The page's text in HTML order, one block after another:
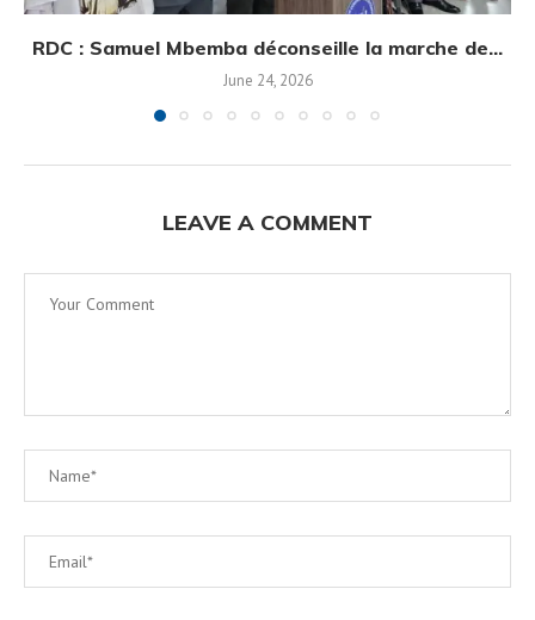
RDC : Samuel Mbemba déconseille la marche de...
June 24, 2026
LEAVE A COMMENT